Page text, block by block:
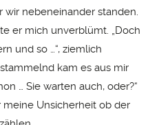
nebeneinander standen.
er mich unverblümt. „Doch
und so …“, ziemlich
kam es aus mir
… Sie warten auch, oder?“
meine Unsicherheit ob der